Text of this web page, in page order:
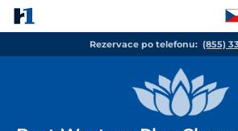
Rezervace po telefonu: (855)